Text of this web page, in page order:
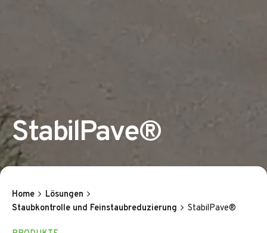
StabilPave®
Home
Lösungen
Staubkontrolle und Feinstaubreduzierung
StabilPave®